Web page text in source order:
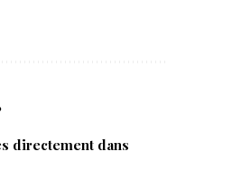
directement dans